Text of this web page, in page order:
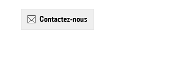
contactez-nous